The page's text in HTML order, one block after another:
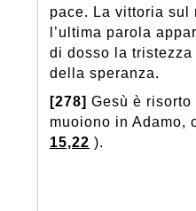
pace. La vittoria sul
l’ultima parola
di dosso la
della speranza.
[278] Gesù è risorto
muoiono in Adamo,
15,22 ).